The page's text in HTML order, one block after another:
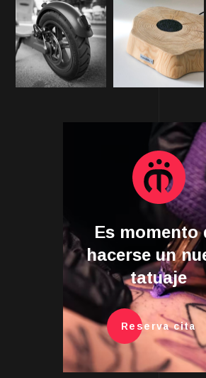
Es momento
hacerse un
tatuaje
Reserva cita